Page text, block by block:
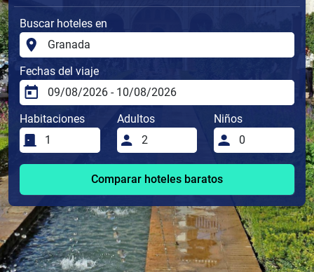
Buscar hoteles en
Fechas del viaje
Habitaciones Adultos Niños
Comparar hoteles baratos